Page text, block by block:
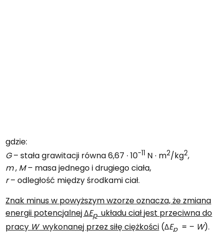
gdzie:
G– stała grawitacji równa 6,67 ∙ 10-11 N ∙ m2/kg2,
m, M– masa jednego i drugiego ciała,
r– odległość między środkami ciał.
Znak minus w powyższym wzorze oznacza, że zmiana
energii potencjalnej ΔEpukładu ciał jest przeciwna do
pracy Wwykonanej przez siłę ciężkości (ΔEp= – W).